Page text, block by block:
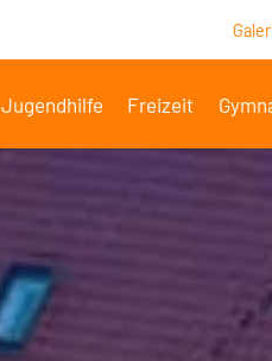
Jugendhilfe Freizeit